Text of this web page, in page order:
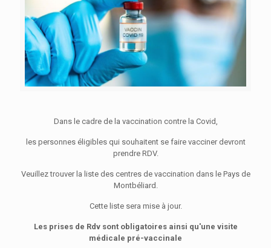
Dans le cadre de la vaccination contre la Covid,
les personnes éligibles qui souhaitent se faire vacciner devront
prendre RDV.
Veuillez trouver la liste des centres de vaccination dans le Pays de
Montbéliard.
Cette liste sera mise à jour.
Les prises de Rdv sont obligatoires ainsi qu'une visite
médicale pré-vaccinale